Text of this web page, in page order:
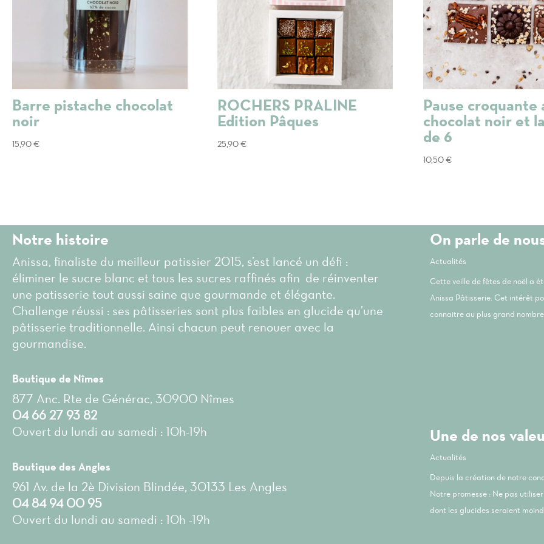
Barre pistache chocolat
noir
15,90€
ROCHERS PRALINE
Edition Pâques
25,90€
Pause croquante
chocolat noir et
de 6
10,50€
Notre histoire
Anissa, finaliste du meilleur patissier 2015, s’est lancé un défi :
éliminer le sucre blanc et tous les sucres raffinés afin de réinventer
une patisserie tout aussi saine que gourmande et élégante.
Challenge réussi : ses pâtisseries sont plus faibles en glucide qu’une
pâtisserie traditionnelle. Ainsi chacun peut renouer avec la
gourmandise.
Boutique de Nîmes
877 Anc. Rte de Générac, 30900 Nîmes
04 66 27 93 82
Ouvert du lundi au samedi : 10h-19h
Boutique des Angles
961 Av. de la 2è Division Blindée, 30133 Les Angles
04 84 94 00 95
Ouvert du lundi au samedi : 10h -19h
On parle de
Actualités
Cette veille de fêtes de noël a
Anissa Pâtisserie. Cet intérêt
connaitre au plus grand
Une de nos
Actualités
Depuis la création de notre
Notre promesse : Ne pas
dont les glucides seraient